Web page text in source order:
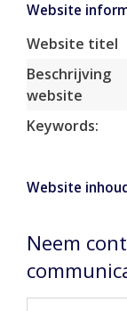
Website
Website titel
Beschrijving
website
Keywords:
Website
Neem